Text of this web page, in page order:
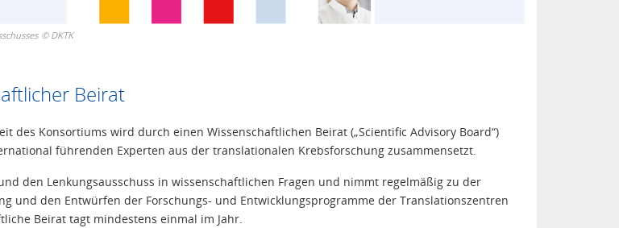
©DKTK
Beirat
des Konsortiums wird durch einen Wissenschaftlichen Beirat („Scientific Advisory Board“)
führenden Experten aus der translationalen Krebsforschung zusammensetzt.
den Lenkungsausschuss in wissenschaftlichen Fragen und nimmt regelmäßig zu der
und den Entwürfen der Forschungs- und Entwicklungsprogramme der Translationszentren
Beirat tagt mindestens einmal im Jahr.